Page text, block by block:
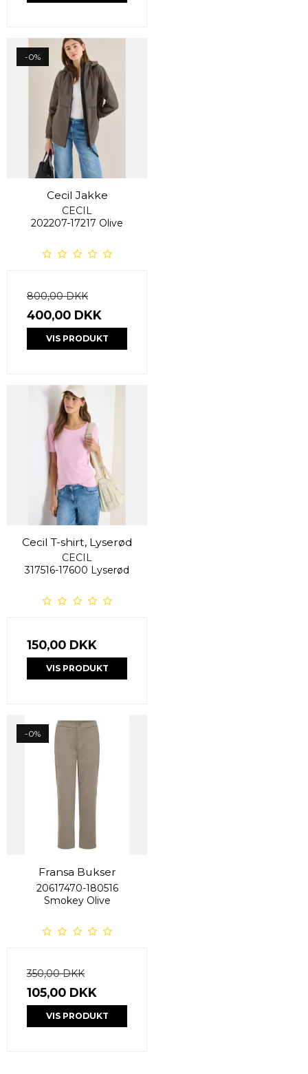
-0%
Cecil Jakke
CECIL
202207-17217 Olive
800,00 DKK
400,00 DKK
VIS PRODUKT
Cecil T-shirt, Lyserød
CECIL
317516-17600 Lyserød
150,00 DKK
VIS PRODUKT
-0%
Fransa Bukser
20617470-180516
Smokey Olive
350,00 DKK
105,00 DKK
VIS PRODUKT